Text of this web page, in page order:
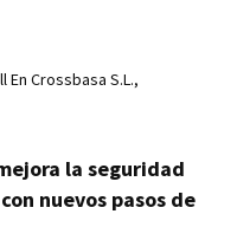
Crossbasa S.L.,
mejora la seguridad
nuevos pasos de